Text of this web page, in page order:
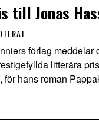
Jonas
förlag meddelar
litterära
hans roman